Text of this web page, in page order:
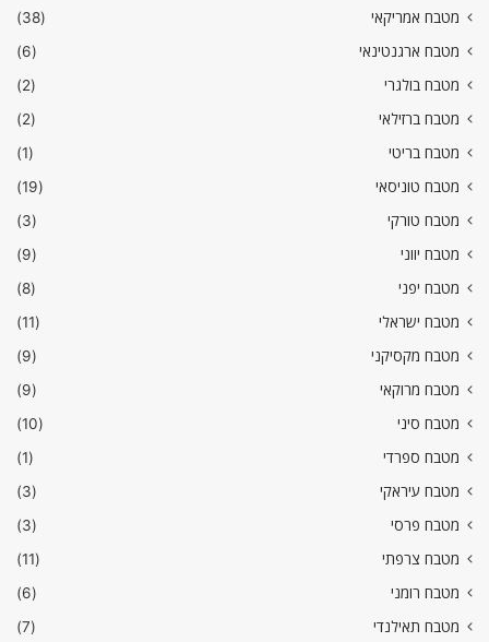
מטבח אמריקאי
(38)
מטבח ארגנטינאי
(6)
מטבח בולגרי
(2)
מטבח ברזילאי
(2)
מטבח בריטי
(1)
מטבח טוניסאי
(19)
מטבח טורקי
(3)
מטבח יווני
(9)
מטבח יפני
(8)
מטבח ישראלי
(11)
מטבח מקסיקני
(9)
מטבח מרוקאי
(9)
מטבח סיני
(10)
מטבח ספרדי
(1)
מטבח עיראקי
(3)
מטבח פרסי
(3)
מטבח צרפתי
(11)
מטבח רומני
(6)
מטבח תאילנדי
(7)